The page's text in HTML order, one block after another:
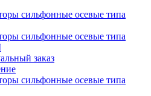
сильфонные осевые типа
сильфонные осевые типа
заказ
сильфонные осевые типа